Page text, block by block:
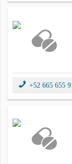
+52 665 655